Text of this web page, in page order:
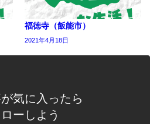
福徳寺（飯能市）
2021年4月18日
気に入ったら
ーしよう